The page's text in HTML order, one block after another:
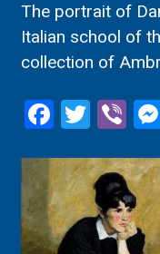
The portrait of
Italian school of
collection of